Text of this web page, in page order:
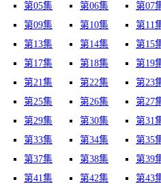
第05集
第06集 第07
第09集
第10集 第11
第13集
第14集 第15
第17集
第18集 第19
第21集
第22集 第23
第25集
第26集 第27
第29集
第30集 第31
第33集
第34集 第35
第37集
第38集 第39
第41集
第42集 第43